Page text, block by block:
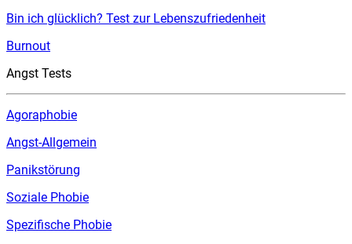
Bin ich glücklich? Test zur Lebenszufriedenheit
Burnout
Angst Tests
Agoraphobie
Angst-Allgemein
Panikstörung
Soziale Phobie
Spezifische Phobie